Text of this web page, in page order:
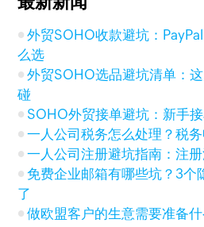
外贸SOHO收款避坑：
么选
外贸SOHO选品避坑清单：
碰
SOHO外贸接单避坑：新手
一人公司税务怎么处理？税
一人公司注册避坑指南：注
免费企业邮箱有哪些坑？3个
了
做欧盟客户的生意需要准备